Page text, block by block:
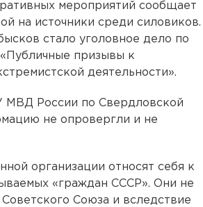
мероприятий сообщает
на источники среди силовиков.
стало уголовное дело по
призывы к
деятельности».
МВД России по Свердловской
не опровергли и не
организации относят себя к
«граждан СССР». Они не
Союза и вследствие